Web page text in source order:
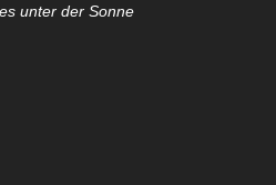
unter der Sonne